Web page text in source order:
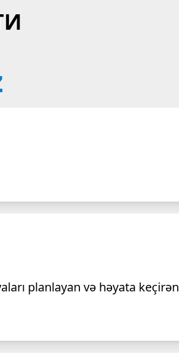
planlayan və həyata keçirən